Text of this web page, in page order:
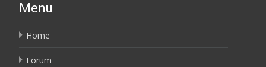
Menu
Home
Forum